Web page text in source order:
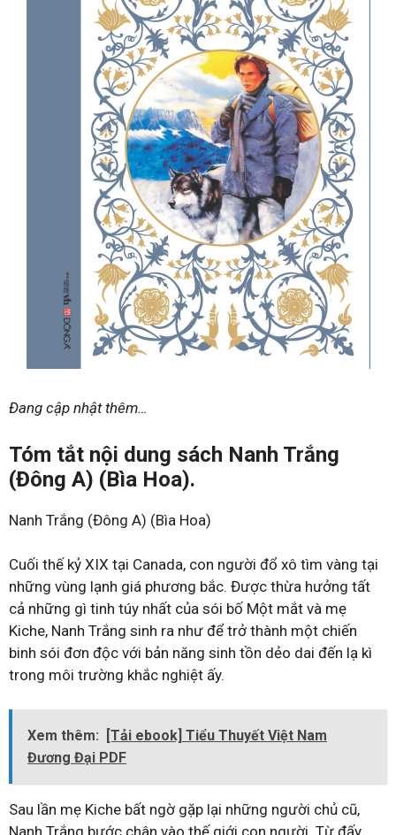
Đang cập nhật thêm…
Tóm tắt nội dung sách Nanh Trắng
(Đông A) (Bìa Hoa).
Nanh Trắng (Đông A) (Bìa Hoa)
Cuối thế kỷ XIX tại Canada, con người đổ xô tìm vàng tại
những vùng lạnh giá phương bắc. Được thừa hưởng tất
cả những gì tinh túy nhất của sói bố Một mắt và mẹ
Kiche, Nanh Trắng sinh ra như để trở thành một chiến
binh sói đơn độc với bản năng sinh tồn dẻo dai đến lạ kì
trong môi trường khắc nghiệt ấy.
Xem thêm:
[Tải ebook] Tiểu Thuyết Việt Nam
Đương Đại PDF
Sau lần mẹ Kiche bất ngờ gặp lại những người chủ cũ,
Nanh Trắng bước chân vào thế giới con người. Từ đấy,